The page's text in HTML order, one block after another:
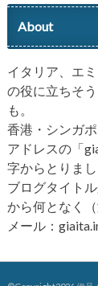
About
イタリア、エ
の役に立ちそ
も。
香港・シンガ
アドレスの「
字からとりまし
ブログタイト
から何となく
メール：